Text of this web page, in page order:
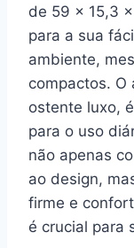
de 59 x 15,3
para a sua
ambiente,
compactos. O
ostente luxo,
para o uso
não apenas
ao design,
firme e
é crucial para